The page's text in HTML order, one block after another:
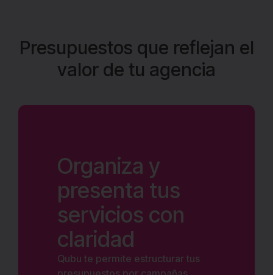
Presupuestos que reflejan el
valor de tu agencia
Organiza y
presenta tus
servicios con
claridad
Qubu te permite estructurar tus